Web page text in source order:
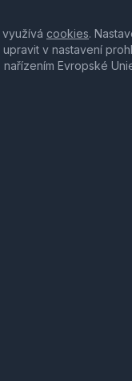
cookies.
v nastavení
Evropské